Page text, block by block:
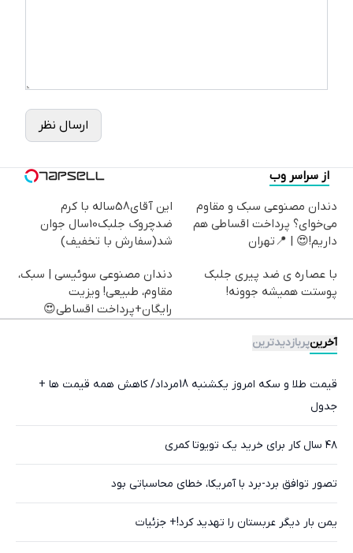
ارسال نظر
از سراسر وب
دندان مصنوعی سبک و مقاوم
می‌خوای؟ پرداخت اقساطی هم
داریم!😍 | 📍تهران
این آقای58ساله با کرم
ضدچروک جلبک10سال جوان
شد(سفارش با تخفیف)
با عصاره ی ضد پیری جلبک
پوستت همیشه جوونه!
دندان مصنوعی سوئیسی | سبک،
مقاوم، طبیعی! ویزیت
رایگان+پرداخت اقساطی😍
آخرینپربازدیدترین
قیمت طلا و سکه امروز یکشنبه 18مرداد/ کاهش همه قیمت ها +
جدول
۴۸ سال کار برای خرید یک تویوتا کمری
تصور توافق برد-برد با آمریکا، خطای محاسباتی بود
یمن بار دیگر عربستان را تهدید کرد!+ جزئیات